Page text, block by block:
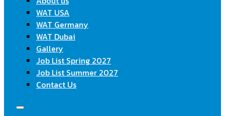
WAT USA
WAT Germany
WAT Dubai
Gallery
Job List Spring 2027
Job List Summer 2027
Contact Us